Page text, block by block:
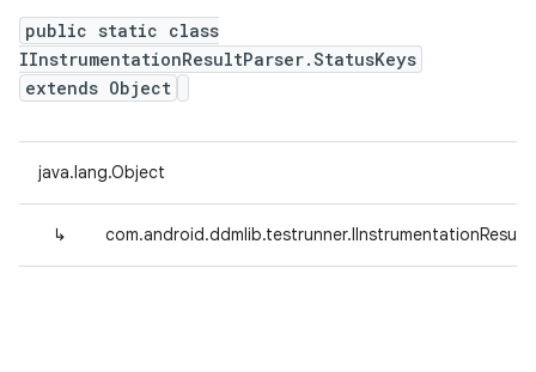
public static class
IInstrumentationResultParser.StatusKeys
extends Object
java.lang.Object
↳